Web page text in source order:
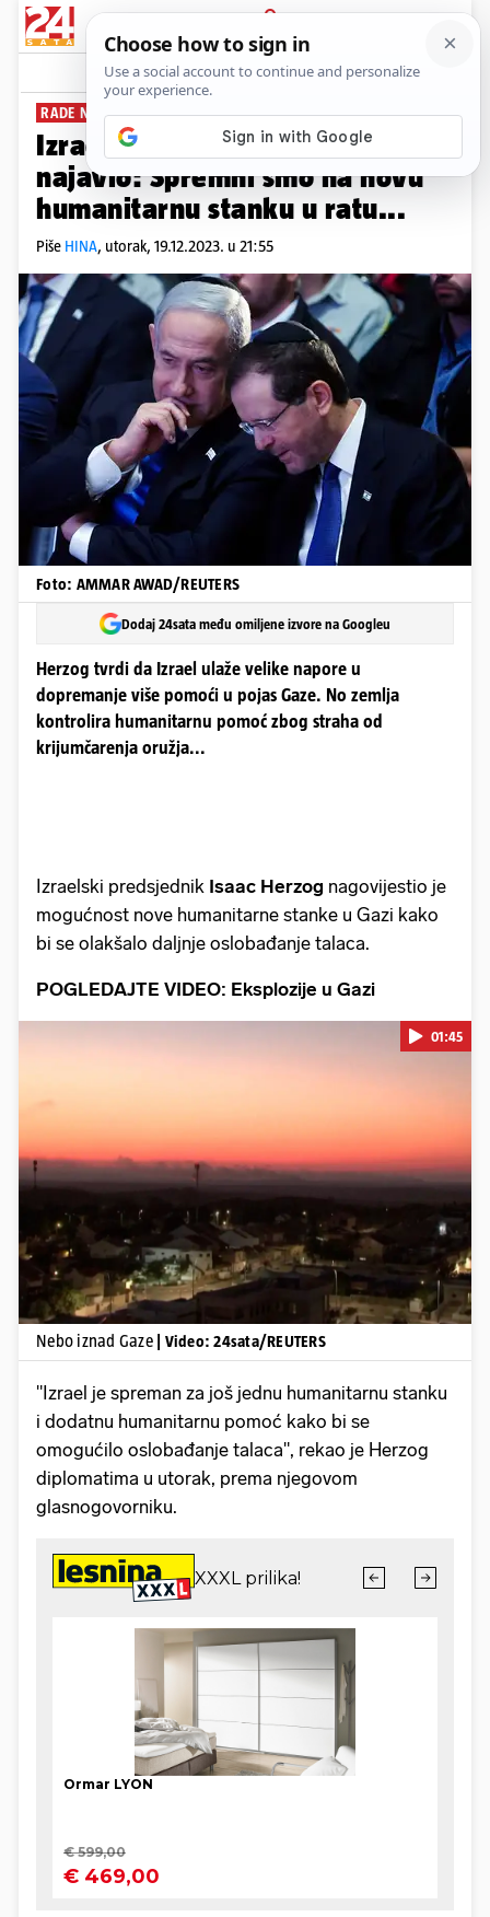
PRIJAVA
News Komentari
RADE NA OSLOBAĐANJU ZATVORENIKA
Izraelski predsjednik Herzog
najavio: Spremni smo na novu
humanitarnu stanku u ratu...
Piše HINA, utorak, 19.12.2023. u 21:55
Foto: AMMAR AWAD/REUTERS
Dodaj 24sata među omiljene izvore na Googleu
Herzog tvrdi da Izrael ulaže velike napore u
dopremanje više pomoći u pojas Gaze. No zemlja
kontrolira humanitarnu pomoć zbog straha od
krijumčarenja oružja...
Izraelski predsjednik Isaac Herzog nagovijestio je
mogućnost nove humanitarne stanke u Gazi kako
bi se olakšalo daljnje oslobađanje talaca.
POGLEDAJTE VIDEO: Eksplozije u Gazi
Pokretanje videa...
01:45
Nebo iznad Gaze | Video: 24sata/REUTERS
"Izrael je spreman za još jednu humanitarnu stanku
i dodatnu humanitarnu pomoć kako bi se
omogućilo oslobađanje talaca", rekao je Herzog
diplomatima u utorak, prema njegovom
glasnogovorniku.